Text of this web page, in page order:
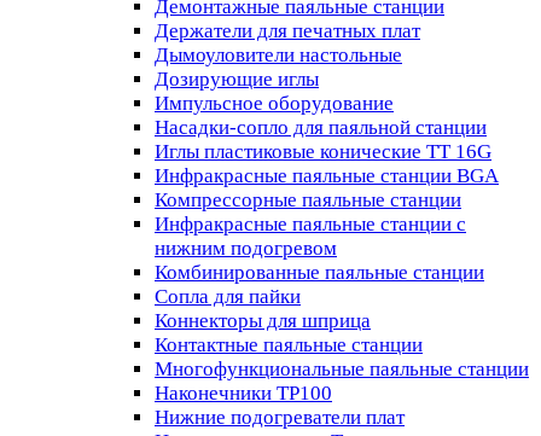
Демонтажные паяльные станции
Держатели для печатных плат
Дымоуловители настольные
Дозирующие иглы
Импульсное оборудование
Насадки-сопло для паяльной станции
Иглы пластиковые конические TT 16G
Инфракрасные паяльные станции BGA
Компрессорные паяльные станции
Инфракрасные паяльные станции с
нижним подогревом
Комбинированные паяльные станции
Сопла для пайки
Коннекторы для шприца
Контактные паяльные станции
Многофункциональные паяльные станции
Наконечники TP100
Нижние подогреватели плат